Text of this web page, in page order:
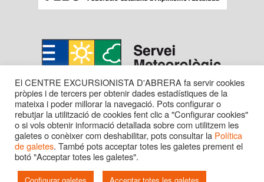
Copyright © 2016 CENTRE EXC. D'ABRERA. Tots els
drets reservats.
El CENTRE EXCURSIONISTA D'ABRERA fa servir cookies
pròpies i de tercers per obtenir dades estadístiques de la
mateixa i poder millorar la navegació. Pots configurar o
rebutjar la utilització de cookies fent clic a "Configurar cookies"
o si vols obtenir informació detallada sobre com utilitzem les
galetes o conèixer com deshabilitar, pots consultar la Política
de galetes. També pots acceptar totes les galetes prement el
botó "Acceptar totes les galetes".